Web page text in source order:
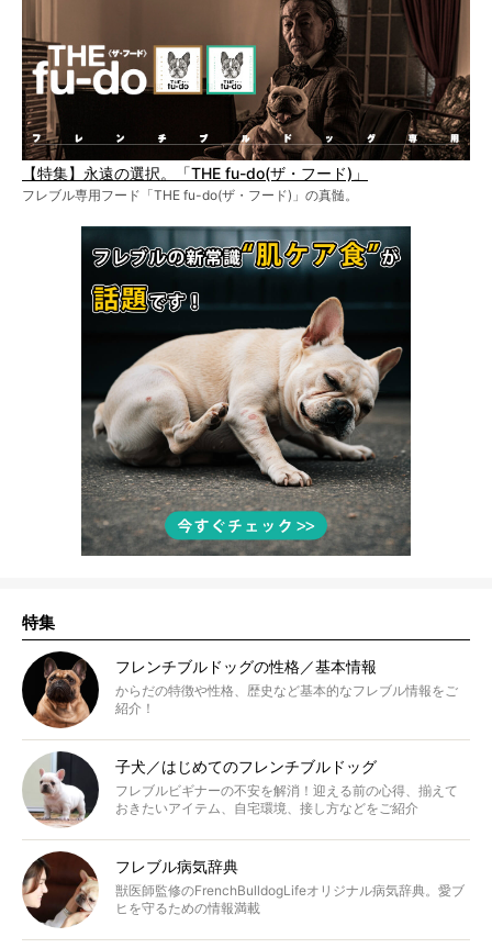
【特集】永遠の選択。「THE fu-do(ザ・フード)」
フレブル専用フード「THE fu-do(ザ・フード)」の真髄。
特集
フレンチブルドッグの性格／基本情報
からだの特徴や性格、歴史など基本的なフレブル情報をご
紹介！
子犬／はじめてのフレンチブルドッグ
フレブルビギナーの不安を解消！迎える前の心得、揃えて
おきたいアイテム、自宅環境、接し方などをご紹介
フレブル病気辞典
獣医師監修のFrenchBulldogLifeオリジナル病気辞典。愛ブ
ヒを守るための情報満載